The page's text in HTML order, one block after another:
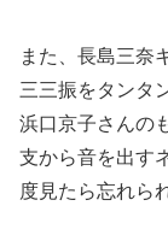
また、長島三奈
三三振をタンタ
浜口京子さんの
支から音を出す
度見たら忘れら